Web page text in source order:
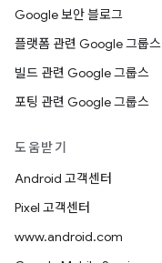
Google 보안 블로그
플랫폼 관련 Google 그룹스
빌드 관련 Google 그룹스
포팅 관련 Google 그룹스
도움받기
Android 고객센터
Pixel 고객센터
www.android.com